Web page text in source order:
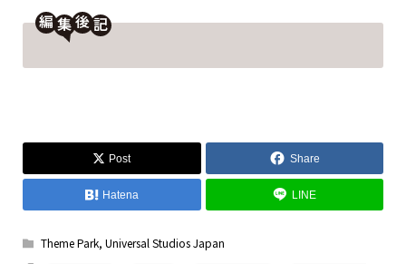
編 後
Post Share
Hatena LINE
Theme Park, Universal Studios Japan